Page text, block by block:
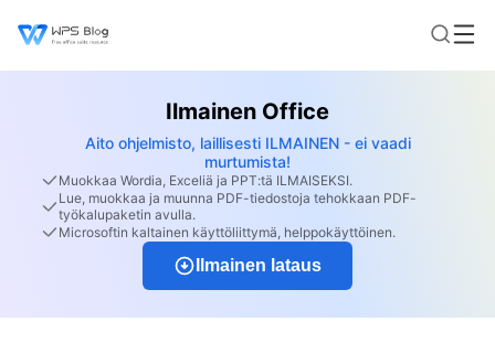
Ilmainen Office
Aito ohjelmisto, laillisesti ILMAINEN - ei vaadi
murtumista!
Muokkaa Wordia, Exceliä ja PPT:tä ILMAISEKSI.
Lue, muokkaa ja muunna PDF-tiedostoja tehokkaan PDF-
työkalupaketin avulla.
Microsoftin kaltainen käyttöliittymä, helppokäyttöinen.
Ilmainen lataus